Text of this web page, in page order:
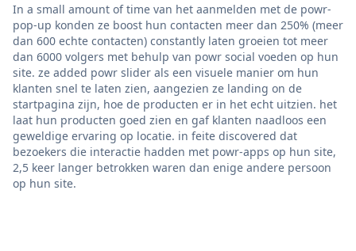
In a small amount of time van het aanmelden met de powr-
pop-up konden ze boost hun contacten meer dan 250% (meer
dan 600 echte contacten) constantly laten groeien tot meer
dan 6000 volgers met behulp van powr social voeden op hun
site. ze added powr slider als een visuele manier om hun
klanten snel te laten zien, aangezien ze landing on de
startpagina zijn, hoe de producten er in het echt uitzien. het
laat hun producten goed zien en gaf klanten naadloos een
geweldige ervaring op locatie. in feite discovered dat
bezoekers die interactie hadden met powr-apps op hun site,
2,5 keer langer betrokken waren dan enige andere persoon
op hun site.